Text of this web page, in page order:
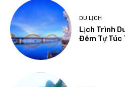
DU LỊCH
Lịch Trình
Đêm Tự Túc